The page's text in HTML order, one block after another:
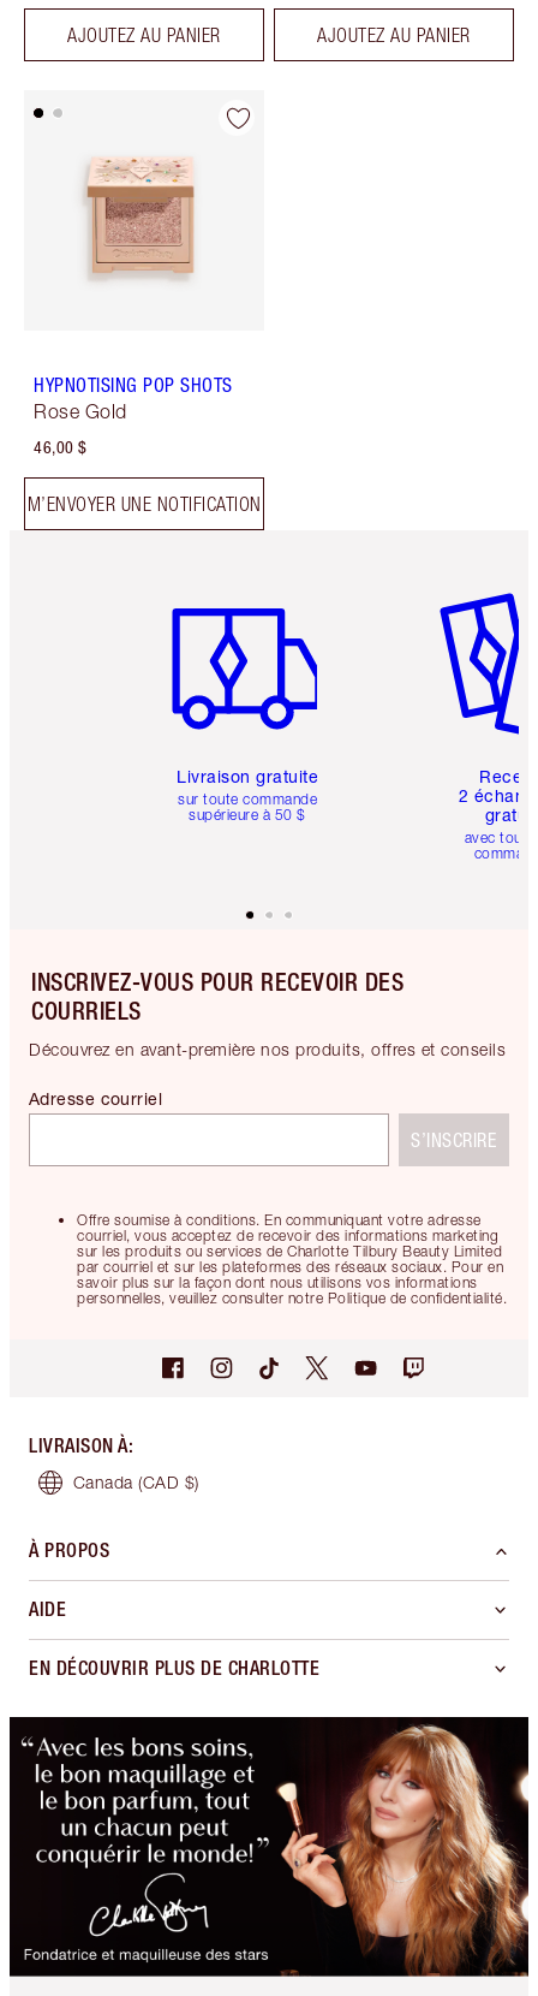
AJOUTEZ AU PANIER AJOUTEZ AU PANIER
HYPNOTISING POP SHOTS
Rose Gold
46,00 $
M’ENVOYER UNE NOTIFICATION
Livraison gratuite
sur toute commande
supérieure à 50 $
2
avec
INSCRIVEZ-VOUS POUR RECEVOIR DES
COURRIELS
Découvrez en avant-première nos produits, offres et conseils
Offre soumise à conditions. En communiquant votre adresse
courriel, vous acceptez de recevoir des informations marketing
sur les produits ou services de Charlotte Tilbury Beauty Limited
par courriel et sur les plateformes des réseaux sociaux. Pour en
savoir plus sur la façon dont nous utilisons vos informations
personnelles, veuillez consulter notre Politique de confidentialité.
Adresse courriel
S’INSCRIRE
LIVRAISON À:
Canada (CAD $)
À PROPOS
AIDE
EN DÉCOUVRIR PLUS DE CHARLOTTE